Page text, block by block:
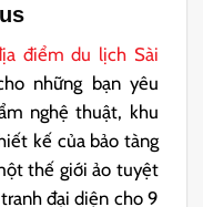
điểm du lịch Sài
những bạn yêu
nghệ thuật, khu
kế của bảo tàng
thế giới ảo tuyệt
đại diện cho 9